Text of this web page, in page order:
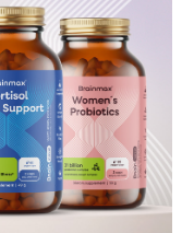
SUMMER SALE
–10 %